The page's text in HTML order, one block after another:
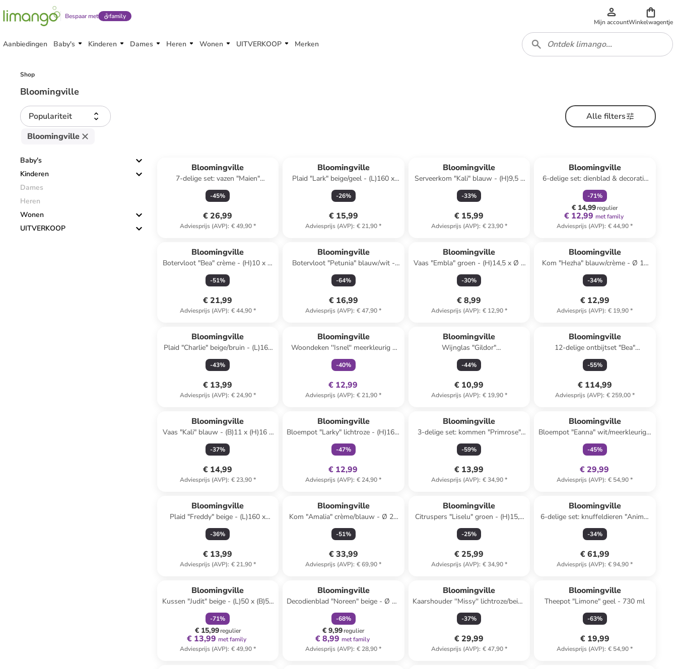
Bespaar met family
Mijn accountWinkelwagentje
Aanbiedingen Baby's Kinderen Dames Heren Wonen UITVERKOOP Merken
Shop
Bloomingville
Populariteit
Alle filters
Bloomingville
Baby's
Kinderen
Dames
Heren
Wonen
UITVERKOOP
Bloomingville
7-delige set: vazen "Maien"
meerkleurig
-45%
€ 26,99
Adviesprijs (AVP): € 49,90*
Bloomingville
Plaid "Lark" beige/geel - (L)160 x
(B)130 cm
-26%
€ 15,99
Adviesprijs (AVP): € 21,90*
Bloomingville
Serveerkom "Kali" blauw - (H)9,5 x
Ø 9,5 cm
-33%
€ 15,99
Adviesprijs (AVP): € 23,90*
Bloomingville
6-delige set: dienblad & decoratie
"Sanga" goudkleurig-
(B)22x(H)21x(D)22cm
-71%
€ 14,99regulier
€ 12,99 met family
Adviesprijs (AVP): € 44,90*
Bloomingville
Botervloot "Bea" crème - (H)10 x Ø
15 cm
-51%
€ 21,99
Adviesprijs (AVP): € 44,90*
Bloomingville
Botervloot "Petunia" blauw/wit -
(B)17 x (H)7 x (D)12 cm
-64%
€ 16,99
Adviesprijs (AVP): € 47,90*
Bloomingville
Vaas "Embla" groen - (H)14,5 x Ø 6
cm
-30%
€ 8,99
Adviesprijs (AVP): € 12,90*
Bloomingville
Kom "Hezha" blauw/crème - Ø 13
cm
-34%
€ 12,99
Adviesprijs (AVP): € 19,90*
Bloomingville
Plaid "Charlie" beige/bruin - (L)160
x (B)130 cm
-43%
€ 13,99
Adviesprijs (AVP): € 24,90*
Bloomingville
Woondeken ''Isnel'' meerkleurig -
(L)160 x (B)130 cm
-40%
€ 12,99
Adviesprijs (AVP): € 21,90*
Bloomingville
Wijnglas "Gildor"
transparant/lichtbruin/groen - 490
ml
-44%
€ 10,99
Adviesprijs (AVP): € 19,90*
Bloomingville
12-delige ontbijtset "Bea"
crème/zwart
-55%
€ 114,99
Adviesprijs (AVP): € 259,00*
Bloomingville
Vaas "Kali" blauw - (B)11 x (H)16 x
(D)10,5 cm
-37%
€ 14,99
Adviesprijs (AVP): € 23,90*
Bloomingville
Bloempot "Larky" lichtroze - (H)16 x
Ø 11 cm
-47%
€ 12,99
Adviesprijs (AVP): € 24,90*
Bloomingville
3-delige set: kommen "Primrose"
beige - 250 ml
-59%
€ 13,99
Adviesprijs (AVP): € 34,90*
Bloomingville
Bloempot "Eanna" wit/meerkleurig -
(H)14 x Ø 19,5 cm
-45%
€ 29,99
Adviesprijs (AVP): € 54,90*
Bloomingville
Plaid "Freddy" beige - (L)160 x
(B)130 cm
-36%
€ 13,99
Adviesprijs (AVP): € 21,90*
Bloomingville
Kom "Amalia" crème/blauw - Ø 24
cm
-51%
€ 33,99
Adviesprijs (AVP): € 69,90*
Bloomingville
Citruspers "Liselu" groen - (H)15,5
x Ø 17 cm
-25%
€ 25,99
Adviesprijs (AVP): € 34,90*
Bloomingville
6-delige set: knuffeldieren "Animal
Friends" - vanaf de geboorte
-34%
€ 61,99
Adviesprijs (AVP): € 94,90*
Bloomingville
Kussen "Judit" beige - (L)50 x (B)50
cm
-71%
€ 15,99regulier
€ 13,99 met family
Adviesprijs (AVP): € 49,90*
Bloomingville
Decodienblad "Noreen" beige - Ø 29
cm
-68%
€ 9,99regulier
€ 8,99 met family
Adviesprijs (AVP): € 28,90*
Bloomingville
Kaarshouder ''Missy'' lichtroze/beige
- (B)20 x (H)14,5 x (D)6,5 cm
-37%
€ 29,99
Adviesprijs (AVP): € 47,90*
Bloomingville
Theepot "Limone" geel - 730 ml
-63%
€ 19,99
Adviesprijs (AVP): € 54,90*